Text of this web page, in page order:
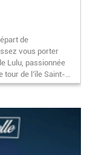
de
vous porter
Lulu, passionnée
tour de l’île Saint-…